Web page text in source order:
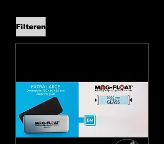
Filteren